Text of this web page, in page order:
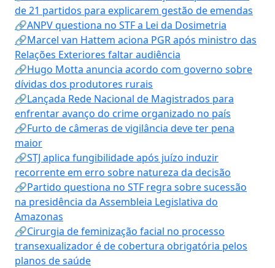
de 21 partidos para explicarem gestão de emendas
🔗ANPV questiona no STF a Lei da Dosimetria
🔗Marcel van Hattem aciona PGR após ministro das
Relações Exteriores faltar audiência
🔗Hugo Motta anuncia acordo com governo sobre
dívidas dos produtores rurais
🔗Lançada Rede Nacional de Magistrados para
enfrentar avanço do crime organizado no país
🔗Furto de câmeras de vigilância deve ter pena
maior
🔗STJ aplica fungibilidade após juízo induzir
recorrente em erro sobre natureza da decisão
🔗Partido questiona no STF regra sobre sucessão
na presidência da Assembleia Legislativa do
Amazonas
🔗Cirurgia de feminização facial no processo
transexualizador é de cobertura obrigatória pelos
planos de saúde